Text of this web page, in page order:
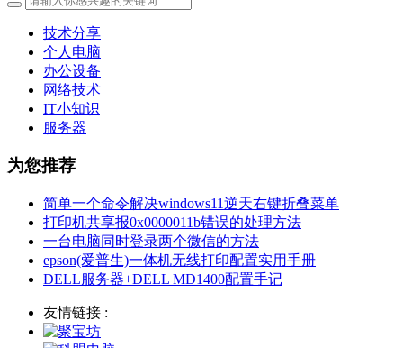
技术分享
个人电脑
办公设备
网络技术
IT小知识
服务器
为您推荐
简单一个命令解决windows11逆天右键折叠菜单
打印机共享报0x0000011b错误的处理方法
一台电脑同时登录两个微信的方法
epson(爱普生)一体机无线打印配置实用手册
DELL服务器+DELL MD1400配置手记
友情链接 :